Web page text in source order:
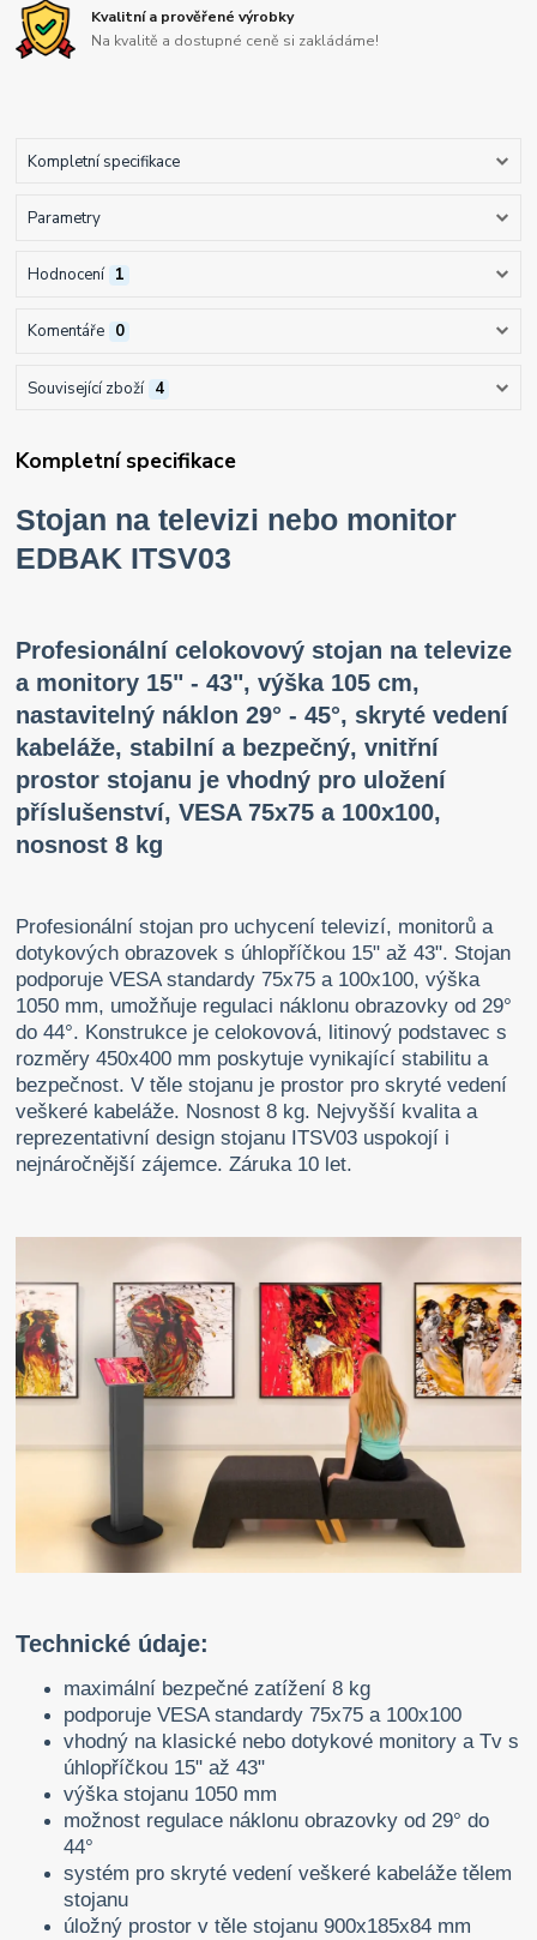
Kvalitní a prověřené výrobky
Na kvalitě a dostupné ceně si zakládáme!
Kompletní specifikace
Parametry
Hodnocení 1
Komentáře 0
Související zboží 4
Kompletní specifikace
Stojan na televizi nebo monitor
EDBAK ITSV03
Profesionální celokovový stojan na televize
a monitory 15" - 43", výška 105 cm,
nastavitelný náklon 29° - 45°, skryté vedení
kabeláže, stabilní a bezpečný, vnitřní
prostor stojanu je vhodný pro uložení
příslušenství, VESA 75x75 a 100x100,
nosnost 8 kg
Profesionální stojan pro uchycení televizí, monitorů a
dotykových obrazovek s úhlopříčkou 15" až 43". Stojan
podporuje VESA standardy 75x75 a 100x100, výška
1050 mm, umožňuje regulaci náklonu obrazovky od 29°
do 44°. Konstrukce je celokovová, litinový podstavec s
rozměry 450x400 mm poskytuje vynikající stabilitu a
bezpečnost. V těle stojanu je prostor pro skryté vedení
veškeré kabeláže. Nosnost 8 kg. Nejvyšší kvalita a
reprezentativní design stojanu ITSV03 uspokojí i
nejnáročnější zájemce. Záruka 10 let.
Technické údaje:
maximální bezpečné zatížení 8 kg
podporuje VESA standardy 75x75 a 100x100
vhodný na klasické nebo dotykové monitory a Tv s
úhlopříčkou 15" až 43"
výška stojanu 1050 mm
možnost regulace náklonu obrazovky od 29° do
44°
systém pro skryté vedení veškeré kabeláže tělem
stojanu
úložný prostor v těle stojanu 900x185x84 mm